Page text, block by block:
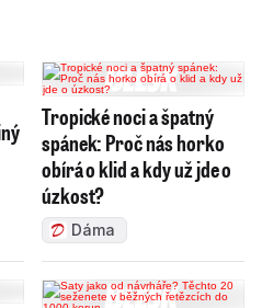
Tropické noci a špatný
spánek: Proč nás horko
obírá o klid a kdy už jde o
úzkost?
Dáma